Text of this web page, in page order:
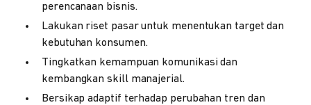
perencanaan bisnis.
Lakukan riset pasar untuk menentukan target dan
kebutuhan konsumen.
Tingkatkan kemampuan komunikasi dan
kembangkan skill manajerial.
Bersikap adaptif terhadap perubahan tren dan